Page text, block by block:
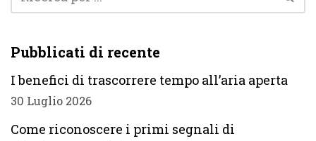
Pubblicati di recente
I benefici di trascorrere tempo all’aria aperta
30 Luglio 2026
Come riconoscere i primi segnali di